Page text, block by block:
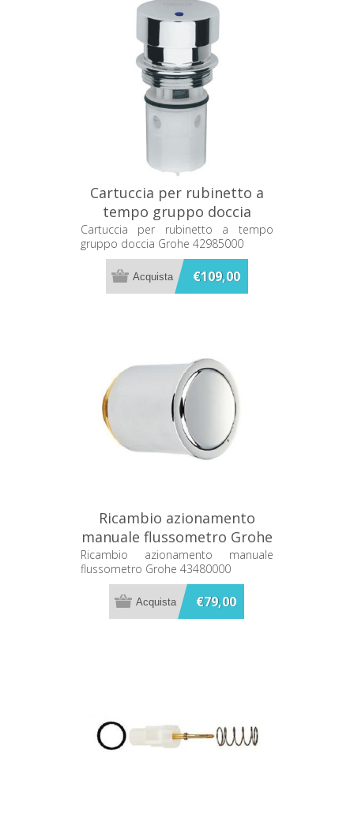
Cartuccia per rubinetto a
tempo gruppo doccia
Grohe 42985000
Cartuccia per rubinetto a tempo
gruppo doccia Grohe 42985000
€109,00
Ricambio azionamento
manuale flussometro Grohe
43480000
Ricambio azionamento manuale
flussometro Grohe 43480000
€79,00